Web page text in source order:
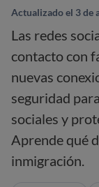
Actualizado el 3 de
Las redes
contacto con
nuevas
seguridad
sociales y
Aprende qué
inmigración.